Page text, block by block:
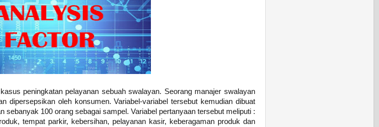
peningkatan pelayanan sebuah swalayan. Seorang manajer swalayan
dipersepsikan oleh konsumen. Variabel-variabel tersebut kemudian dibuat
sebanyak 100 orang sebagai sampel. Variabel pertanyaan tersebut meliputi :
tempat parkir, kebersihan, pelayanan kasir, keberagaman produk dan